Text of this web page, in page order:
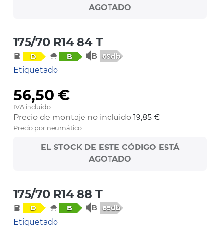
AGOTADO
175/70 R14 84 T
D B 69db
Etiquetado
56,50 €
IVA incluido
Precio de montaje no incluido 19,85 €
Precio por neumático
EL STOCK DE ESTE CÓDIGO ESTÁ
AGOTADO
175/70 R14 88 T
D B 69db
Etiquetado